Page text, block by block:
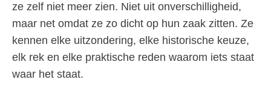
ze zelf niet meer zien. Niet uit onverschilligheid,
maar net omdat ze zo dicht op hun zaak zitten. Ze
kennen elke uitzondering, elke historische keuze,
elk rek en elke praktische reden waarom iets staat
waar het staat.